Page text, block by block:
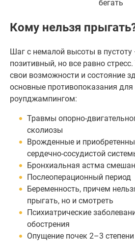
бегать
Кому нельзя
Шаг с немалой высоты в пустоту
позитивный, но все равно
свои возможности и состояние
основные противопоказания для
роупджампингом:
Травмы опорно-
сколиозы
Врожденные и
сердечно-сосудистой
Бронхиальная астма
Послеоперационный период
Беременность, причем
прыгать, но и смотреть
Психиатрические
обострения
Опущение почек 2–3 степени